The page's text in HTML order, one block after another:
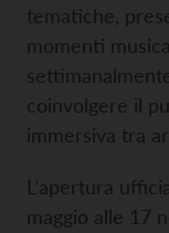
tematiche,
momenti
coinvolgere il
immersiva tra
L’apertura
maggio alle 17